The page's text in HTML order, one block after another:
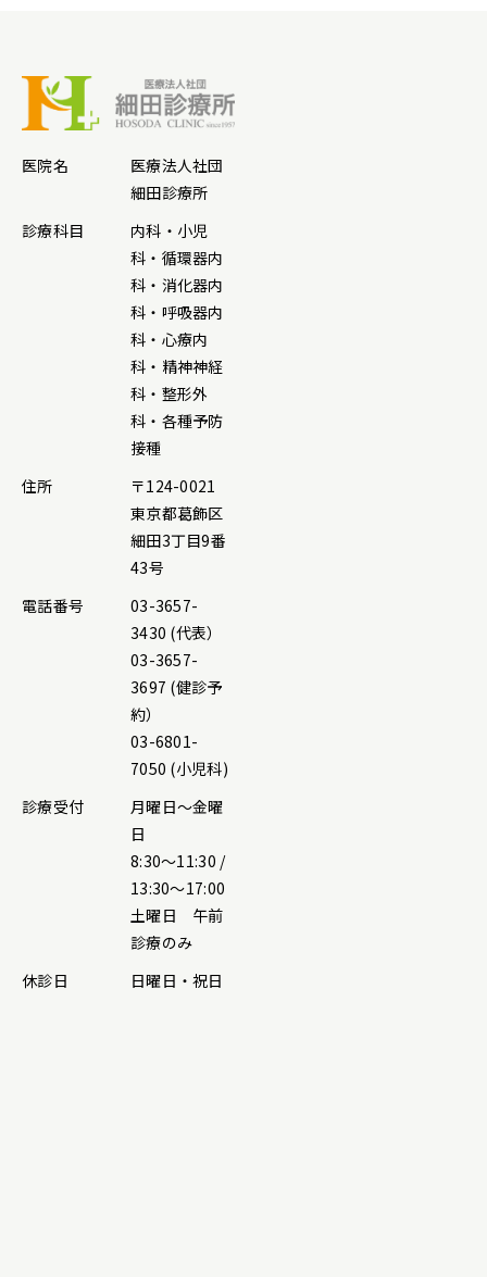
医院名
医療法人社団
細田診療所
診療科目
内科・小児
科・循環器内
科・消化器内
科・呼吸器内
科・心療内
科・精神神経
科・整形外
科・各種予防
接種
住所
〒124-0021
東京都葛飾区
細田3丁目9番
43号
電話番号
03-3657-
3430 (代表）
03-3657-
3697 (健診予
約）
03-6801-
7050 (小児科)
診療受付
月曜日～金曜
日
8:30～11:30 /
13:30～17:00
土曜日 午前
診療のみ
休診日
日曜日・祝日